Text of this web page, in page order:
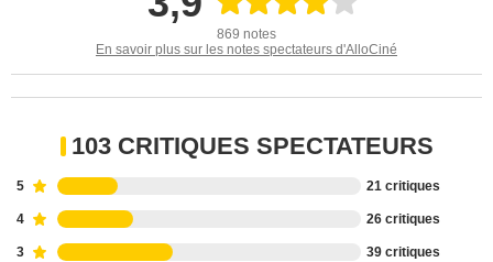
869 notes
En savoir plus sur les notes spectateurs d'AlloCiné
103 CRITIQUES SPECTATEURS
5 21 critiques
4 26 critiques
3 39 critiques